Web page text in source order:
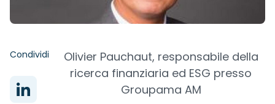
Condividi
Olivier Pauchaut, responsabile della
ricerca finanziaria ed ESG presso
Groupama AM